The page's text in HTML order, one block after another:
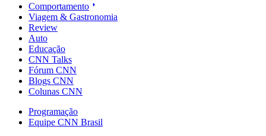
Comportamento
Viagem & Gastronomia
Review
Auto
Educação
CNN Talks
Fórum CNN
Blogs CNN
Colunas CNN
Programação
Equipe CNN Brasil